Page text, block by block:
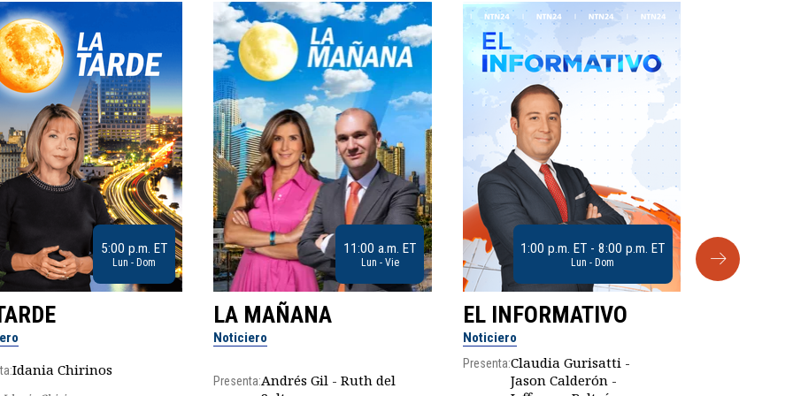
5:00 p.m. ET
Lun - Dom
Idania Chirinos
11:00 a.m. ET
Lun - Vie
LA MAÑANA
Noticiero
Presenta:Andrés Gil - Ruth del
1:00 p.m. ET - 8:00 p.m. ET
Lun - Dom
EL INFORMATIVO
Noticiero
Presenta:Claudia Gurisatti -
Jason Calderón -